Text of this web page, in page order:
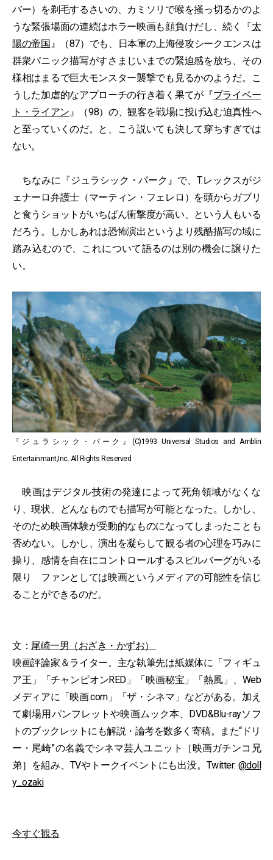
バー）を剃毛するさいの、カミソリで喉を掻っ切るかのよ
うな緊張場面の連続はホラー映画も顔負けだし、続く『太
陽の帝国』（87）でも、日本軍の上海侵攻シークエンスは
群衆パニック描写がすさまじいまでの緊迫感を放ち、その
様相はまるで巨大モンスター襲撃でも見るかのようだ。こ
うした加虐的なアプローチの行き着く果てが『プライベー
ト・ライアン』（98）の、観客を戦場に投げ込む迫真性へ
と至っていくのだ。と、こう説いても決して穿ちすぎでは
ない。
ちなみに『ジュラシック・パーク』で、T.レックスがジ
ェナーロ弁護士（マーティン・フェレロ）を頭からガブリ
と食うショットがいちばん衝撃度が高い、という人もいる
だろう。しかしあれは恐怖演出というより残酷描写の域に
踏み込むので、これについて語るのは別の機会に譲りた
い。
『ジュラシック・パーク』(C)1993 Universal Studios and Amblin
Entertainmant,Inc. All Rights Reserved
映画はデジタル技術の発達によって死角領域がなくな
り、現状、どんなものでも描写が可能となった。しかし、
そのため映画体験が受動的なものになってしまったことも
否めない。しかし、演出を凝らして観る者の心理を巧みに
操り、感情を自在にコントロールするスピルバーグがいる
限り ファンとしては映画というメディアの可能性を信じ
ることができるのだ。
文： 尾崎一男（おざき・かずお）
映画評論家＆ライター。主な執筆先は紙媒体に「フィギュ
ア王」「チャンピオンRED」「映画秘宝」「熱風」、Web
メディアに「映画.com」「ザ・シネマ」などがある。加え
て劇場用パンフレットや映画ムック本、DVD&Blu-rayソフ
トのブックレットにも解説・論考を数多く寄稿。また“ドリ
ー・尾崎”の名義でシネマ芸人ユニット［映画ガチンコ兄
弟］を組み、TVやトークイベントにも出没。Twitter: @doll
y_ozaki
今すぐ観る